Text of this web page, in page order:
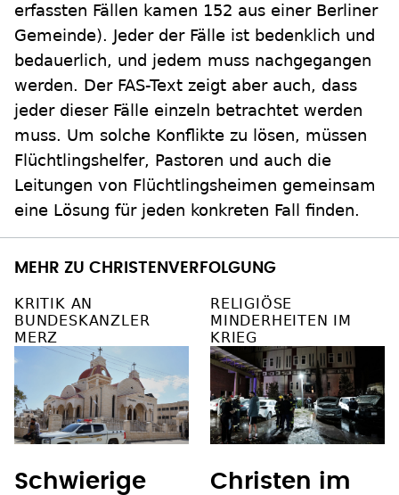
erfassten Fällen kamen 152 aus einer Berliner
Gemeinde). Jeder der Fälle ist bedenklich und
bedauerlich, und jedem muss nachgegangen
werden. Der FAS-Text zeigt aber auch, dass
jeder dieser Fälle einzeln betrachtet werden
muss. Um solche Konflikte zu lösen, müssen
Flüchtlingshelfer, Pastoren und auch die
Leitungen von Flüchtlingsheimen gemeinsam
eine Lösung für jeden konkreten Fall finden.
MEHR ZU CHRISTENVERFOLGUNG
KRITIK AN
BUNDESKANZLER
MERZ
Schwierige
RELIGIÖSE
MINDERHEITEN IM
KRIEG
Christen im